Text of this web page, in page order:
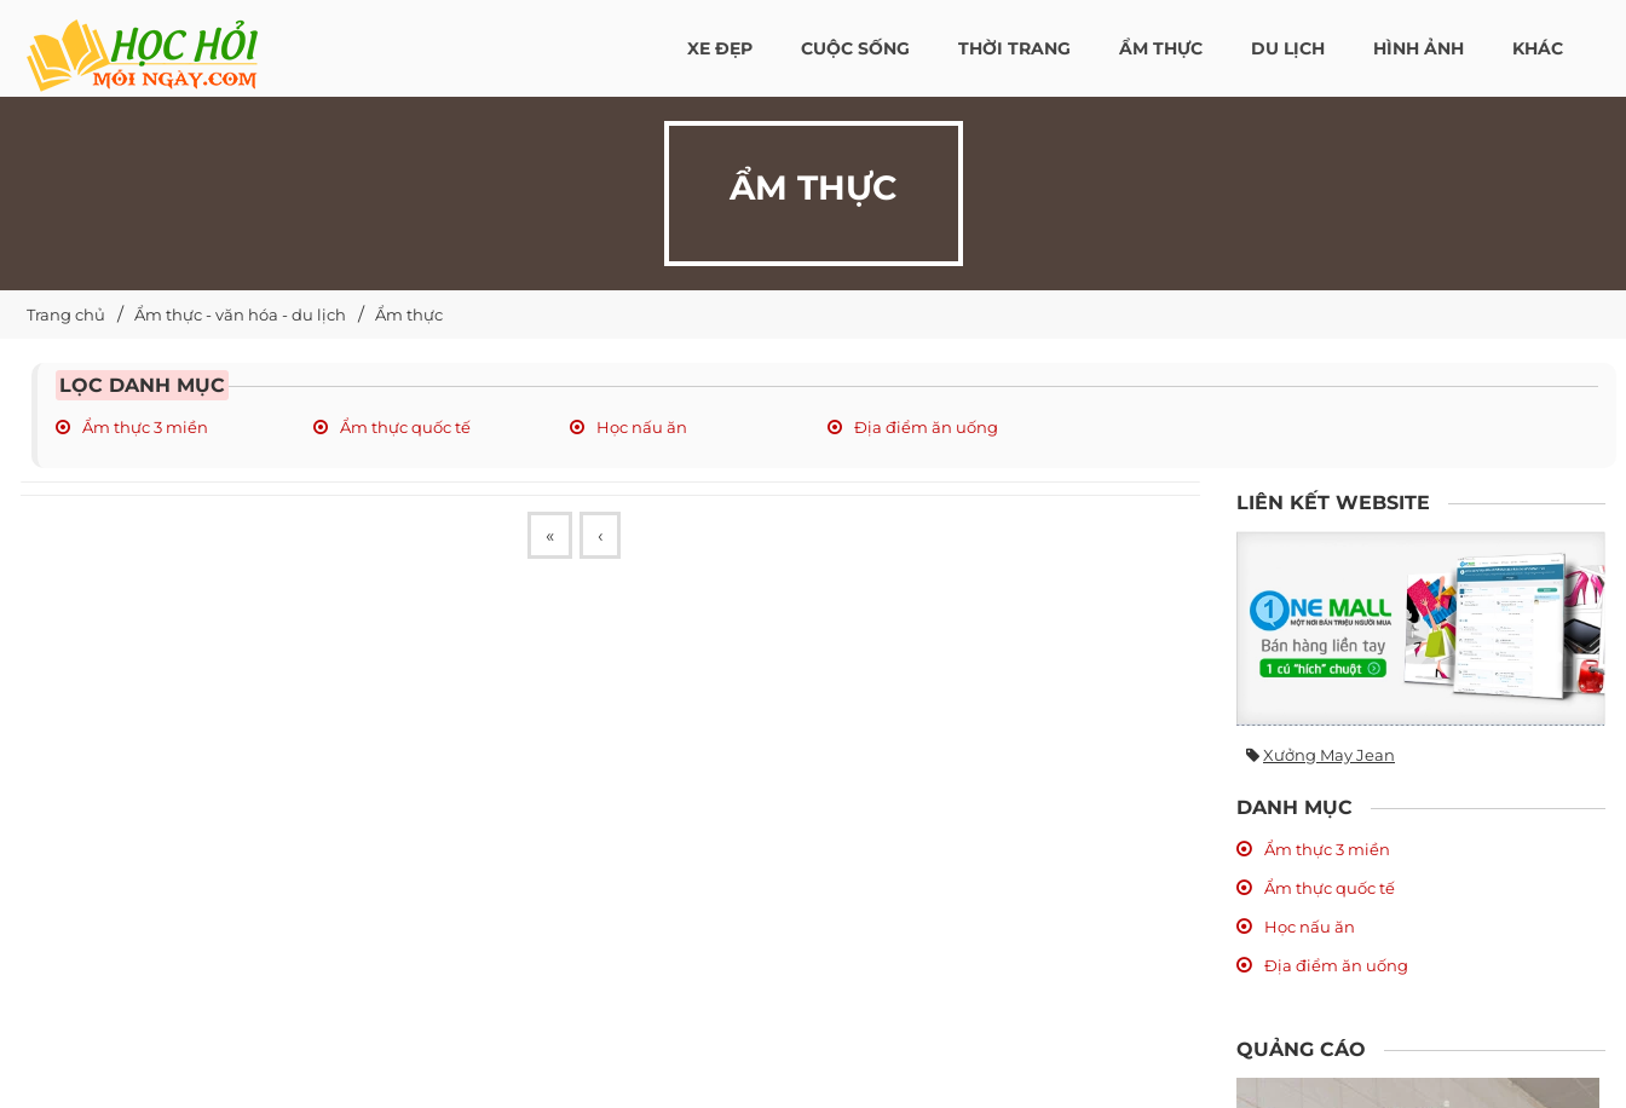
XE ĐẸP CUỘC SỐNG THỜI TRANG ẨM THỰC DU LỊCH HÌNH ẢNH KHÁC
ẨM THỰC
Trang chủ Ẩm thực - văn hóa - du lịch Ẩm thực
LỌC DANH MỤC
Ẩm thực 3 miền Ẩm thực quốc tế Học nấu ăn Địa điểm ăn uống
« ‹
LIÊN KẾT WEBSITE
Xưởng May Jean
DANH MỤC
Ẩm thực 3 miền
Ẩm thực quốc tế
Học nấu ăn
Địa điểm ăn uống
QUẢNG CÁO